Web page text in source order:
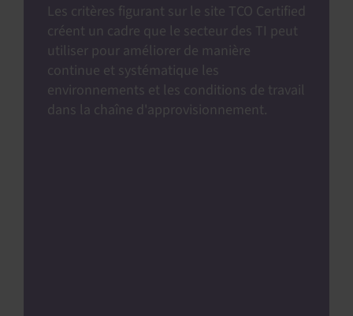
Les critères figurant sur le site TCO Certified
créent un cadre que le secteur des TI peut
utiliser pour améliorer de manière
continue et systématique les
environnements et les conditions de travail
dans la chaîne d'approvisionnement.